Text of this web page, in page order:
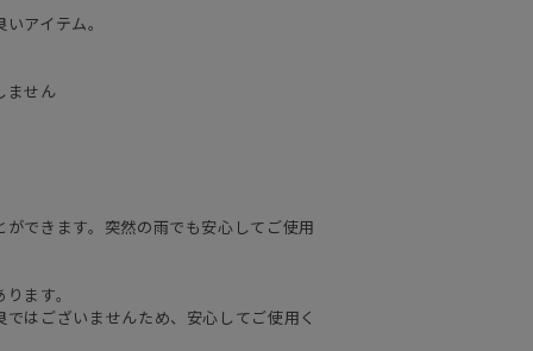
アイテム。
ません
できます。突然の雨でも安心してご使用
ます。
はございませんため、安心してご使用く